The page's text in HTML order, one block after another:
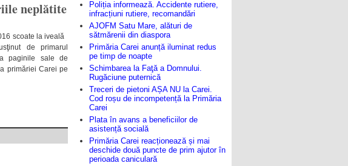
neplătite
scoate la iveală
de primarul
paginile sale de
primăriei Carei pe
Poliția informează. Accidente rutiere,
infracțiuni rutiere, recomandări
AJOFM Satu Mare, alături de
sătmărenii din diaspora
Primăria Carei anunță iluminat redus
pe timp de noapte
Schimbarea la Faţă a Domnului.
Rugăciune puternică
Treceri de pietoni AȘA NU la Carei.
Cod roșu de incompetență la Primăria
Carei
Plata în avans a beneficiilor de
asistență socială
Primăria Carei reacționează și mai
deschide două puncte de prim ajutor în
perioada caniculară